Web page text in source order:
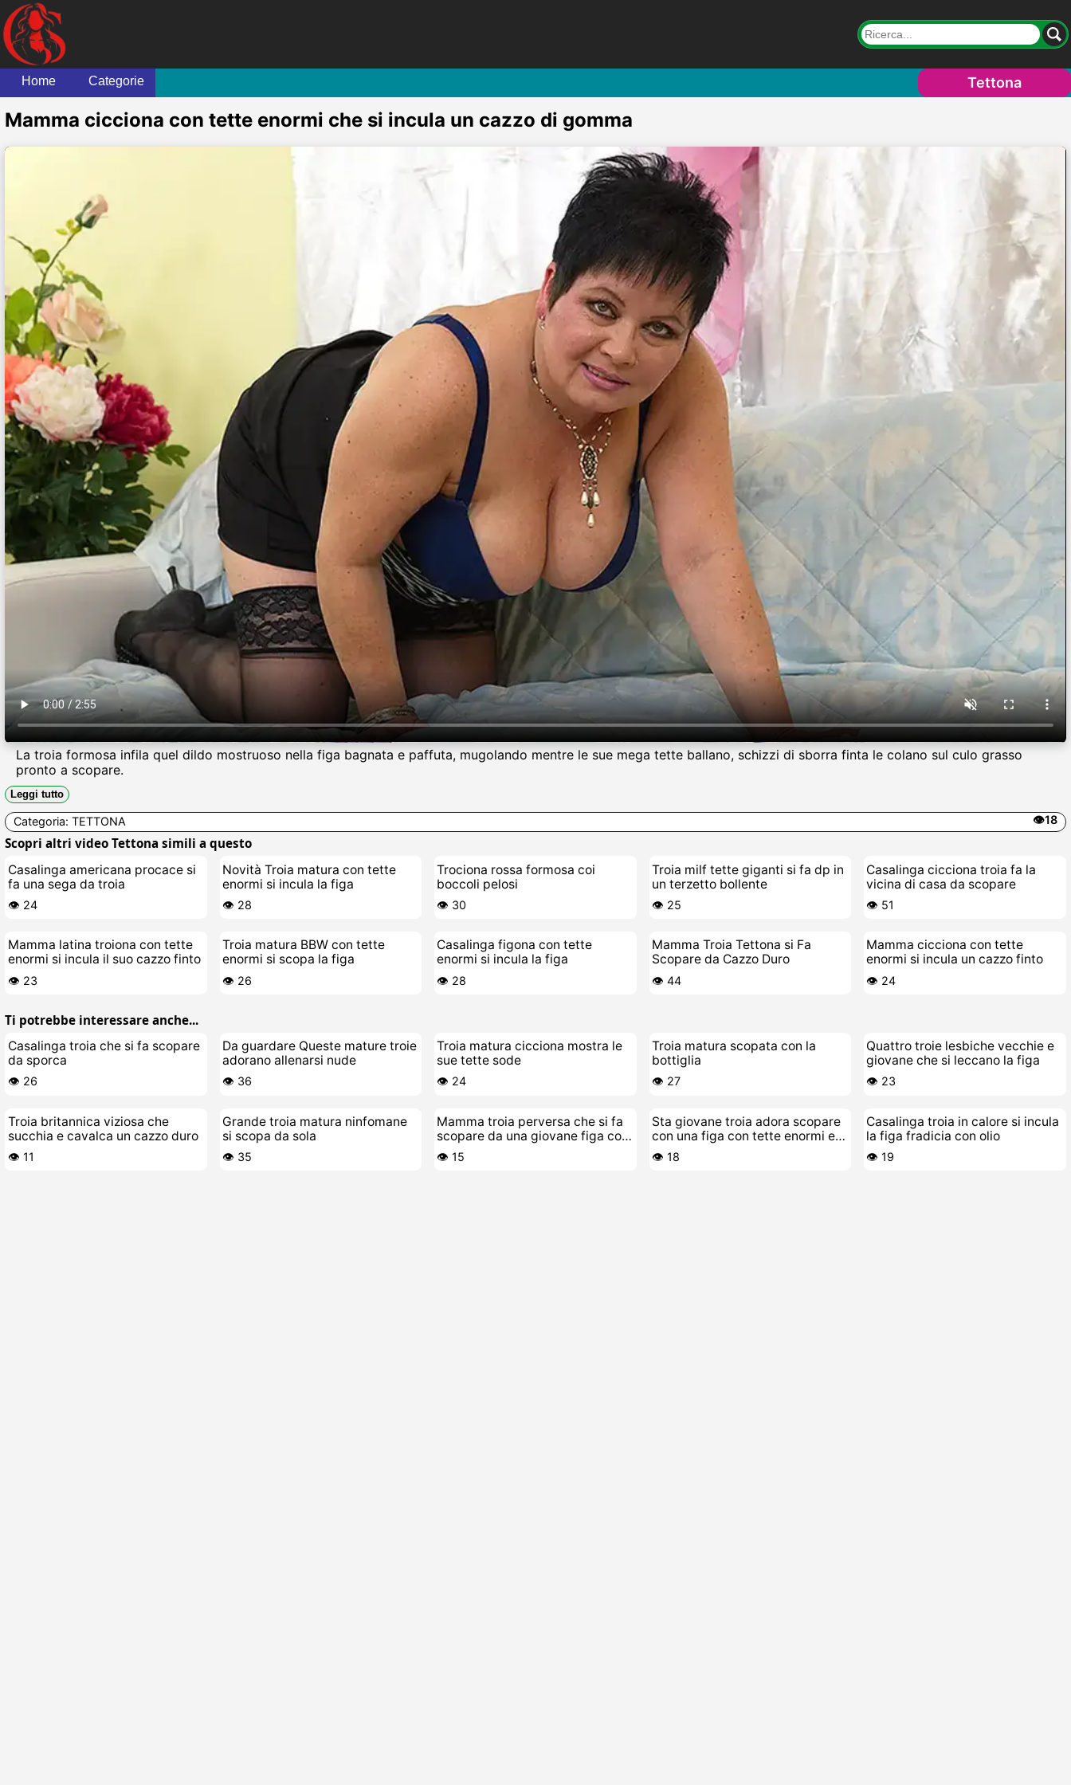
Home Categorie Tettona
Mamma cicciona con tette enormi che si incula un cazzo di gomma
La troia formosa infila quel dildo mostruoso nella figa bagnata e paffuta, mugolando mentre le sue mega tette ballano, schizzi di sborra finta le colano sul culo grasso
pronto a scopare.
Leggi tutto
Categoria: TETTONA 👁️18
Scopri altri video Tettona simili a questo
Casalinga americana procace si
fa una sega da troia
👁️ 24
Novità Troia matura con tette
enormi si incula la figa
👁️ 28
Trociona rossa formosa coi
boccoli pelosi
👁️ 30
Troia milf tette giganti si fa dp in
un terzetto bollente
👁️ 25
Casalinga cicciona troia fa la
vicina di casa da scopare
👁️ 51
Mamma latina troiona con tette
enormi si incula il suo cazzo finto
👁️ 23
Troia matura BBW con tette
enormi si scopa la figa
👁️ 26
Casalinga figona con tette
enormi si incula la figa
👁️ 28
Mamma Troia Tettona si Fa
Scopare da Cazzo Duro
👁️ 44
Mamma cicciona con tette
enormi si incula un cazzo finto
👁️ 24
Ti potrebbe interessare anche...
Casalinga troia che si fa scopare
da sporca
👁️ 26
Da guardare Queste mature troie
adorano allenarsi nude
👁️ 36
Troia matura cicciona mostra le
sue tette sode
👁️ 24
Troia matura scopata con la
bottiglia
👁️ 27
Quattro troie lesbiche vecchie e
giovane che si leccano la figa
👁️ 23
Troia britannica viziosa che
succhia e cavalca un cazzo duro
👁️ 11
Grande troia matura ninfomane
si scopa da sola
👁️ 35
Mamma troia perversa che si fa
scopare da una giovane figa con
tette enormi
👁️ 15
Sta giovane troia adora scopare
con una figa con tette enormi e
succhiose
👁️ 18
Casalinga troia in calore si incula
la figa fradicia con olio
👁️ 19